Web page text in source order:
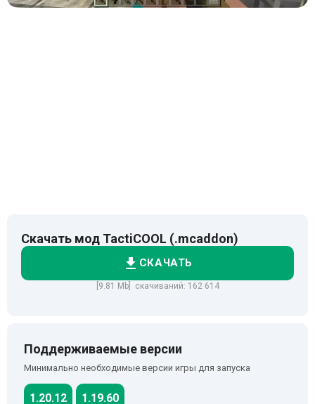
Скачать мод TactiCOOL (.mcaddon)
СКАЧАТЬ
[9.81 Mb] скачиваний: 162 614
Поддерживаемые версии
Минимально необходимые версии игры для запуска
1.20.12 1.19.60